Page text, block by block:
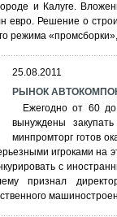
и Калуге.
евро. Решение о
режима
25.08.2011
РЫНОК
Ежегодно от 60 до
вынуждены
минпромторг готов
игроками на
с
признал